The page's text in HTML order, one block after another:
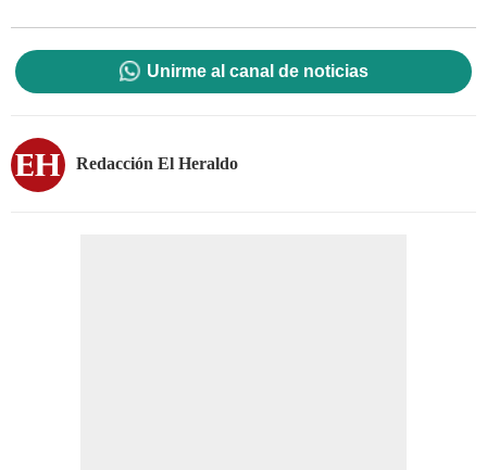
Unirme al canal de noticias
Redacción El Heraldo